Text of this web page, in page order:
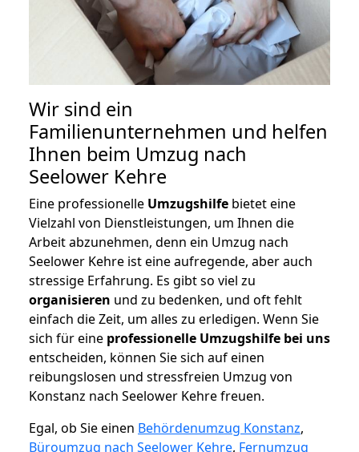
Wir sind ein
Familienunternehmen und helfen
Ihnen beim Umzug nach
Seelower Kehre
Eine professionelle Umzugshilfe bietet eine
Vielzahl von Dienstleistungen, um Ihnen die
Arbeit abzunehmen, denn ein Umzug nach
Seelower Kehre ist eine aufregende, aber auch
stressige Erfahrung. Es gibt so viel zu
organisieren und zu bedenken, und oft fehlt
einfach die Zeit, um alles zu erledigen. Wenn Sie
sich für eine professionelle Umzugshilfe bei uns
entscheiden, können Sie sich auf einen
reibungslosen und stressfreien Umzug von
Konstanz nach Seelower Kehre freuen.
Egal, ob Sie einen Behördenumzug Konstanz,
Büroumzug nach Seelower Kehre, Fernumzug